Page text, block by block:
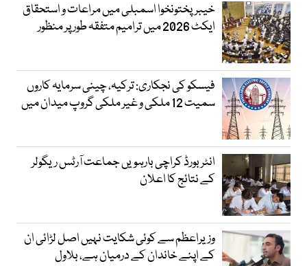
خیبرپختونخوا اسمبلی میں مراعات و استحقاق
ایکٹ 2026 میں ترامیم متفقہ طور پر منظور
فیسکو کی نجکاری: ترکیہ، چینی سرمایہ کاروں
سمیت 12 ملکی و غیر ملکی گروپ میدان میں
انٹر بورڈ کراچی بارہویں جماعت آرٹس ریگولر
کے نتائج کا اعلان
وزیراعظم سے کوئی شکایت نہیں اصل لڑائی ان
کے اپنے خاندان کے درمیان ہے، بلاول